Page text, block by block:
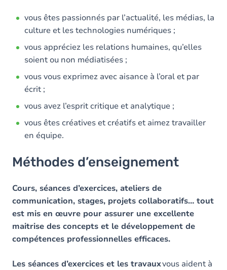
vous êtes passionnés par l’actualité, les médias, la
culture et les technologies numériques ;
vous appréciez les relations humaines, qu’elles
soient ou non médiatisées ;
vous vous exprimez avec aisance à l’oral et par
écrit ;
vous avez l’esprit critique et analytique ;
vous êtes créatives et créatifs et aimez travailler
en équipe.
Méthodes d’enseignement
Cours, séances d’exercices, ateliers de
communication, stages, projets collaboratifs… tout
est mis en œuvre pour assurer une excellente
maitrise des concepts et le développement de
compétences professionnelles efficaces.
Les séances d’exercices et les travauxvous aident à